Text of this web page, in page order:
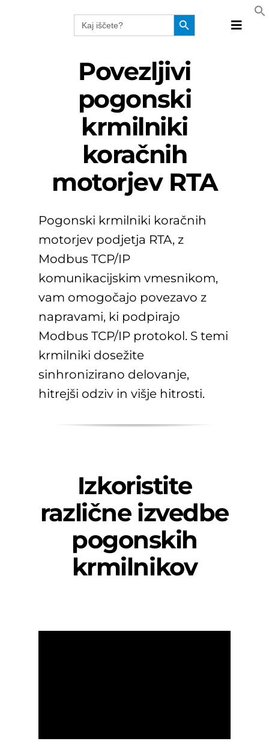
Search
for:
Search Button
Toggle
Povezljivi
pogonski
krmilniki
koračnih
motorjev RTA
Pogonski krmilniki koračnih
motorjev podjetja RTA, z
Modbus TCP/IP
komunikacijskim vmesnikom,
vam omogočajo povezavo z
napravami, ki podpirajo
Modbus TCP/IP protokol. S temi
krmilniki dosežite
sinhronizirano delovanje,
hitrejši odziv in višje hitrosti.
Izkoristite
različne izvedbe
pogonskih
krmilnikov